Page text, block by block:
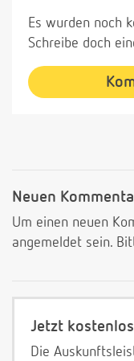
Es wurden noch
Schreibe doch
Neuen
Um einen neuen
angemeldet sein.
Jetzt
Die